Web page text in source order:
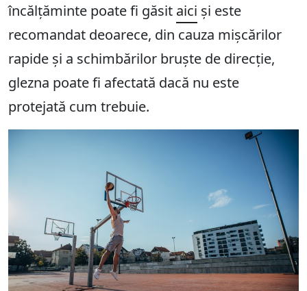
încălțăminte poate fi găsit aici și este
recomandat deoarece, din cauza mișcărilor
rapide și a schimbărilor bruște de direcție,
glezna poate fi afectată dacă nu este
protejată cum trebuie.